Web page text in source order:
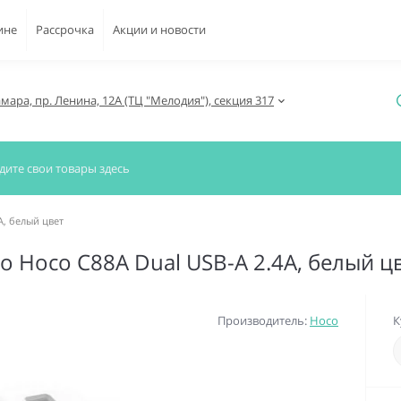
Рассрочка Акции и новости
пр. Ленина, 12А (ТЦ "Мелодия"), секция 317
белый цвет
Hoco C88A Dual USB-A 2.4A, белый
Производитель: Hoco